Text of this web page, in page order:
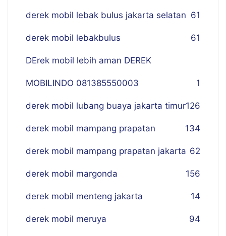
derek mobil lebak bulus jakarta selatan 61
derek mobil lebakbulus 61
DErek mobil lebih aman DEREK
MOBILINDO 081385550003 1
derek mobil lubang buaya jakarta timur126
derek mobil mampang prapatan 134
derek mobil mampang prapatan jakarta 62
derek mobil margonda 156
derek mobil menteng jakarta 14
derek mobil meruya 94